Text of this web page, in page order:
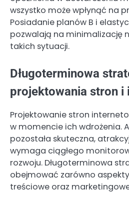
wszystko może wpłynąć na
Posiadanie planów B i
pozwalają na minimalizację
takich sytuacji.
Długoterminowa
projektowania stron i
Projektowanie stron
w momencie ich wdrożenia.
pozostała skuteczna,
wymaga ciągłego
rozwoju. Długoterminowa
obejmować zarówno
treściowe oraz